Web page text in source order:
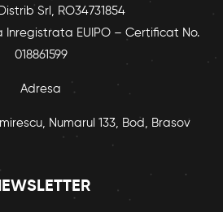
Srl, RO34731854
EUIPO – Certificat No.
018861599
Adresa
Numarul 133, Bod, Brasov